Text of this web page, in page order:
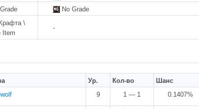
No Grade
\
Item
-
Ур. Кол-во
Шанс
9 1 — 1 0.1407%